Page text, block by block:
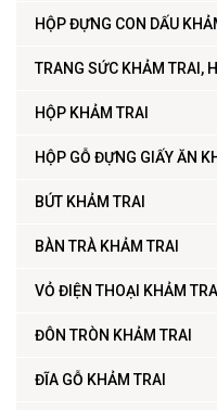
HỘP ĐỰNG CON DẤU
TRANG SỨC KHẢM TRAI,
HỘP KHẢM TRAI
HỘP GỖ ĐỰNG GIẤY ĂN
BÚT KHẢM TRAI
BÀN TRÀ KHẢM TRAI
VỎ ĐIỆN THOẠI KHẢM TRAI
ĐÔN TRÒN KHẢM TRAI
ĐĨA GỖ KHẢM TRAI